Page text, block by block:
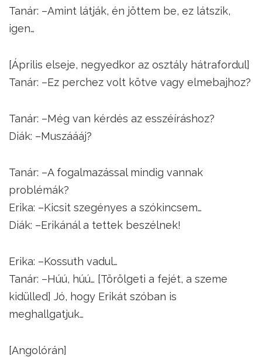
Tanár: –Amint látják, én jöttem be, ez látszik,
igen…
[Április elseje, negyedkor az osztály hátrafordul]
Tanár: –Ez perchez volt kötve vagy elmebajhoz?
Tanár: –Még van kérdés az esszéíráshoz?
Diák: –Muszáááj?
Tanár: –A fogalmazással mindig vannak
problémák?
Erika: –Kicsit szegényes a szókincsem…
Diák: –Erikánál a tettek beszélnek!
Erika: –Kossuth vadul…
Tanár: –Húú, húú… [Törölgeti a fejét, a szeme
kidülled] Jó, hogy Erikát szóban is
meghallgatjuk…
[Angolórán]